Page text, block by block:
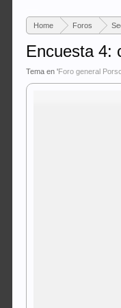
Home Foros
Encuesta 4:
Tema en 'Foro general